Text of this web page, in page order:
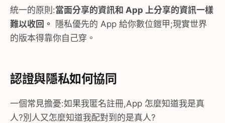
統一的原則:當面分享的資訊和 App 上分享的資訊一樣
難以收回。
隱私優先的 App 給你數位鎧甲;現實世界
的版本得靠你自己穿。
認證與隱私如何協同
一個常見擔憂:如果我匿名註冊,App 怎麼知道我是真
人?別人又怎麼知道我配對到的是真人?